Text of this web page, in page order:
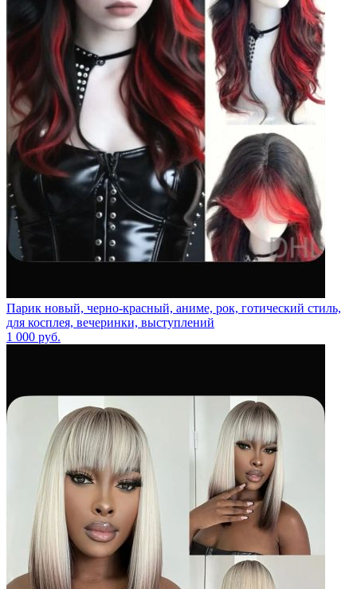
Парик новый, черно-красный, аниме, рок, готический стиль,
для косплея, вечеринки, выступлений
1 000 руб.